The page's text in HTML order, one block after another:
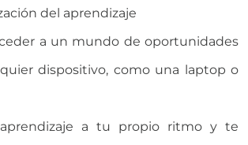
del aprendizaje
a un mundo de oportunidades
dispositivo, como una laptop o
a tu propio ritmo y te